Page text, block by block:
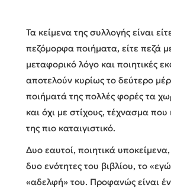
Τα κείμενα της συλλογής είναι
πεζόμορφα ποιήματα, είτε πεζά
μεταφορικό λόγο και ποιητικές
αποτελούν κυρίως το δεύτερο
ποιήματά της πολλές φορές τα
και όχι με στίχους, τέχνασμα που
της πιο καταιγιστικό.
Δυο εαυτοί, ποιητικά
δυο ενότητες του βιβλίου, το
«αδελφή» του. Προφανώς είναι